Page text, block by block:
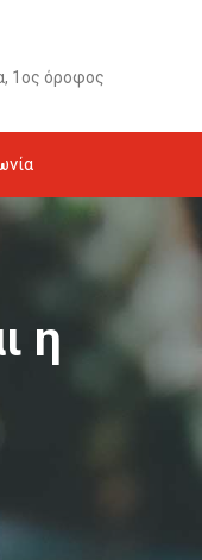
1ος όροφος
η